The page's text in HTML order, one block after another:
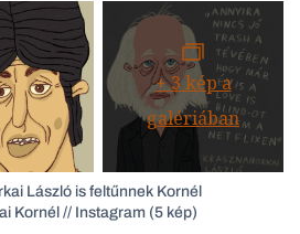
+3 kép a
galériában
László is feltűnnek Kornél
Kornél // Instagram (5 kép)